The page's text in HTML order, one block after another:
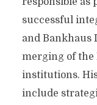
successful
and Bankhaus
merging of the
institutions.
include